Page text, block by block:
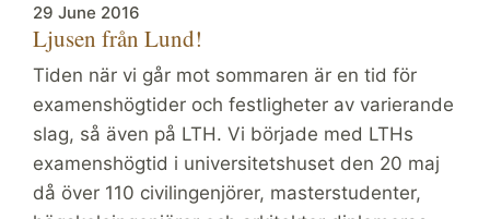
29 June 2016
Ljusen från Lund!
Tiden när vi går mot sommaren är en tid för
examenshögtider och festligheter av varierande
slag, så även på LTH. Vi började med LTHs
examenshögtid i universitetshuset den 20 maj
då över 110 civilingenjörer, masterstudenter,